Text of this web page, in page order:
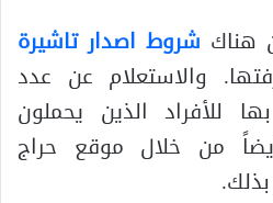
هناك شروط اصدار تاشيرة
والاستعلام عن عدد
للأفراد الذين يحملون
من خلال موقع حراج